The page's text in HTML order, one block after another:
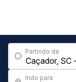
Partindo de
Indo para